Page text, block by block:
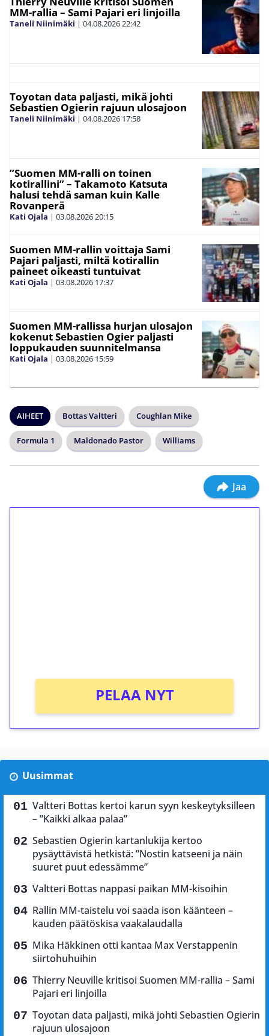
MM-rallia – Sami Pajari eri linjoilla
Taneli Niinimäki | 04.08.202622:42
Toyotan data paljasti, mikä johti
Sebastien Ogierin rajuun ulosajoon
Taneli Niinimäki | 04.08.2026 17:58
”Suomen MM-ralli on toinen
kotirallini” – Takamoto Katsuta
halusi tehdä saman kuin Kalle
Rovanperä
Kati Ojala | 03.08.202620:15
Suomen MM-rallin voittaja Sami
Pajari paljasti, miltä kotirallin
paineet oikeasti tuntuivat
Kati Ojala | 03.08.2026 17:37
Suomen MM-rallissa hurjan ulosajon
kokenut Sebastien Ogier paljasti
loppukauden suunnitelmansa
Kati Ojala | 03.08.2026 15:59
AIHEET Bottas Valtteri Coughlan Mike
Formula 1 Maldonado Pastor Williams
Jaa
PELAA NYT
Uusimmat
Valtteri Bottas kertoi karun syyn keskeytyksilleen
– ”Kaikki alkaa palaa”
Sebastien Ogierin kartanlukija kertoo
pysäyttävistä hetkistä: ”Nostin katseeni ja näin
suuret puut edessämme”
Valtteri Bottas nappasi paikan MM-kisoihin
Rallin MM-taistelu voi saada ison käänteen –
kauden päätöskisa vaakalaudalla
Mika Häkkinen otti kantaa Max Verstappenin
siirtohuhuihin
Thierry Neuville kritisoi Suomen MM-rallia – Sami
Pajari eri linjoilla
Toyotan data paljasti, mikä johti Sebastien Ogierin
rajuun ulosajoon